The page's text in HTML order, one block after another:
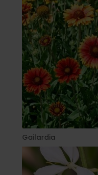
Gailardia